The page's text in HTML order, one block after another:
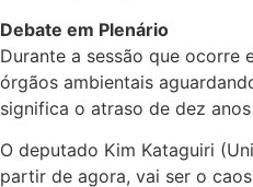
Debate em Plenário
Durante a sessão que ocorre
órgãos ambientais
significa o atraso de dez
O deputado Kim Kataguiri
partir de agora, vai ser o